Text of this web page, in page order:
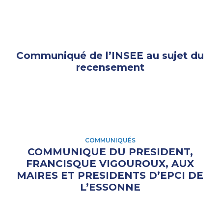
Communiqué de l’INSEE au sujet du
recensement
COMMUNIQUÉS
COMMUNIQUE DU PRESIDENT,
FRANCISQUE VIGOUROUX, AUX
MAIRES ET PRESIDENTS D’EPCI DE
L’ESSONNE